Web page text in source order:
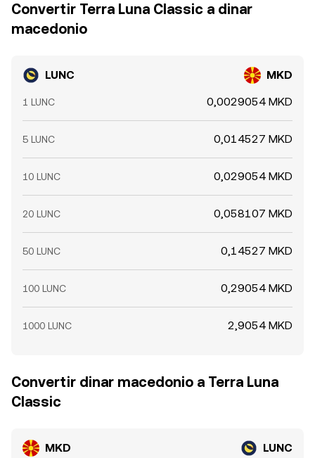
Convertir Terra Luna Classic a dinar
macedonio
LUNC MKD
1 LUNC 0,0029054 MKD
5 LUNC 0,014527 MKD
10 LUNC 0,029054 MKD
20 LUNC 0,058107 MKD
50 LUNC 0,14527 MKD
100 LUNC 0,29054 MKD
1000 LUNC 2,9054 MKD
Convertir dinar macedonio a Terra Luna
Classic
MKD LUNC